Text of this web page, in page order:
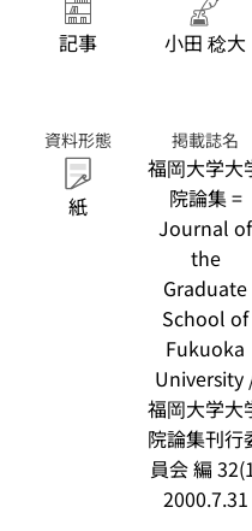
記事 小田 稔大
資料形態
紙
掲載誌名
福岡大学大
院論集 =
Journal of
the
Graduate
School of
Fukuoka
University
福岡大学大
院論集刊行
員会 編
2000.7.31